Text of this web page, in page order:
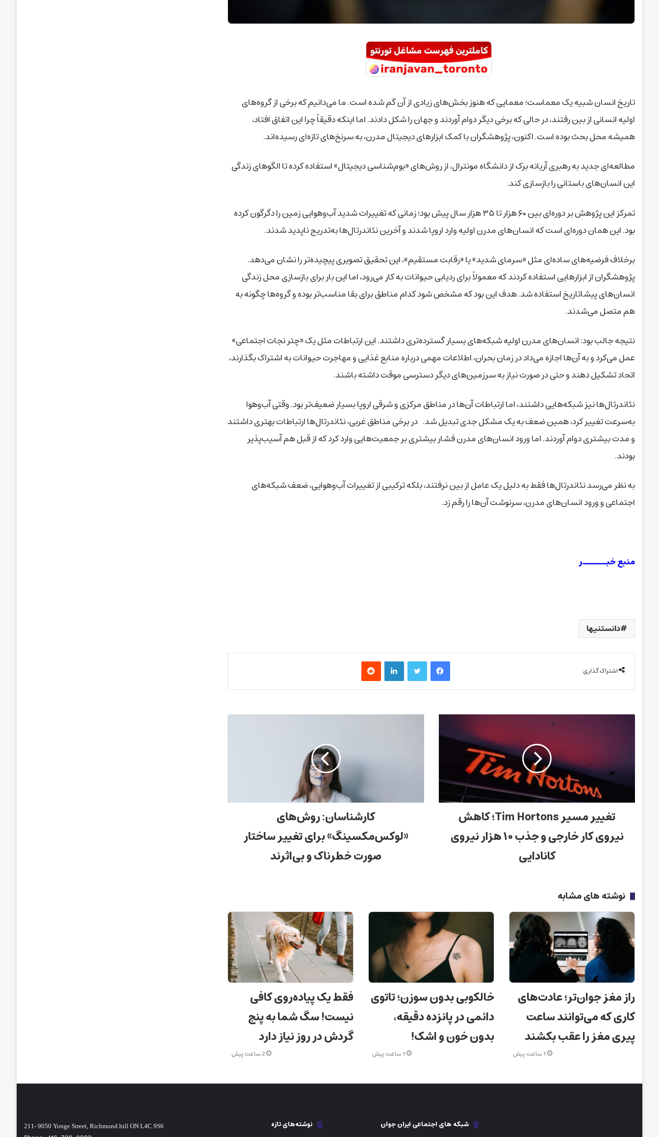
تاریخ انسان شبیه یک معماست؛ معمایی که هنوز بخش‌های زیادی از آن گم شده است. ما می‌دانیم که برخی از گروه‌های
اولیه انسانی از بین رفتند، در حالی که برخی دیگر دوام آوردند و جهان را شکل دادند. اما اینکه دقیقاً چرا این اتفاق افتاد،
همیشه محل بحث بوده است. اکنون، پژوهشگران با کمک ابزارهای دیجیتال مدرن، به سرنخ‌های تازه‌ای رسیده‌اند.
مطالعه‌ای جدید به رهبری آریانه برک از دانشگاه مونترال، از روش‌های «بوم‌شناسی دیجیتال» استفاده کرده تا الگوهای زندگی
این انسان‌های باستانی را بازسازی کند.
تمرکز این پژوهش بر دوره‌ای بین ۶۰ هزار تا ۳۵ هزار سال پیش بود؛ زمانی که تغییرات شدید آب‌وهوایی زمین را دگرگون کرده
بود. این همان دوره‌ای است که انسان‌های مدرن اولیه وارد اروپا شدند و آخرین نئاندرتال‌ها به‌تدریج ناپدید شدند.
برخلاف فرضیه‌های ساده‌ای مثل «سرمای شدید» یا «رقابت مستقیم»، این تحقیق تصویری پیچیده‌تر را نشان می‌دهد.
پژوهشگران از ابزارهایی استفاده کردند که معمولاً برای ردیابی حیوانات به کار می‌رود، اما این بار برای بازسازی محل زندگی
انسان‌های پیشاتاریخ استفاده شد. هدف این بود که مشخص شود کدام مناطق برای بقا مناسب‌تر بوده و گروه‌ها چگونه به
هم متصل می‌شدند.
نتیجه جالب بود: انسان‌های مدرن اولیه شبکه‌های بسیار گسترده‌تری داشتند. این ارتباطات مثل یک «چتر نجات اجتماعی»
عمل می‌کرد و به آن‌ها اجازه می‌داد در زمان بحران، اطلاعات مهمی درباره منابع غذایی و مهاجرت حیوانات به اشتراک بگذارند،
اتحاد تشکیل دهند و حتی در صورت نیاز به سرزمین‌های دیگر دسترسی موقت داشته باشند.
نئاندرتال‌ها نیز شبکه‌هایی داشتند، اما ارتباطات آن‌ها در مناطق مرکزی و شرقی اروپا بسیار ضعیف‌تر بود. وقتی آب‌وهوا
به‌سرعت تغییر کرد، همین ضعف به یک مشکل جدی تبدیل شد. در برخی مناطق غربی، نئاندرتال‌ها ارتباطات بهتری داشتند
و مدت بیشتری دوام آوردند. اما ورود انسان‌های مدرن فشار بیشتری بر جمعیت‌هایی وارد کرد که از قبل هم آسیب‌پذیر
بودند.
به نظر می‌رسد نئاندرتال‌ها فقط به دلیل یک عامل از بین نرفتند، بلکه ترکیبی از تغییرات آب‌وهوایی، ضعف شبکه‌های
اجتماعی و ورود انسان‌های مدرن، سرنوشت آن‌ها را رقم زد.
منبع خبــــــر
دانستنیها
اشتراک گذاری
فیس بوک توییتر لینکدین‫رددیت
تغییر مسیر Tim Hortons؛ کاهش
نیروی کار خارجی و جذب ۱۰ هزار نیروی
کانادایی
کارشناسان: روش‌های
«لوکس‌مکسینگ» برای تغییر ساختار
صورت خطرناک و بی‌اثرند
نوشته های مشابه
راز مغز جوان‌تر؛ عادت‌های
کاری که می‌توانند ساعت
پیری مغز را عقب بکشند
1 ساعت پیش
خالکوبی بدون سوزن؛ تاتوی
دائمی در پانزده دقیقه،
بدون خون و اشک!
1 ساعت پیش
فقط یک پیاده‌روی کافی
نیست! سگ شما به پنج
گردش در روز نیاز دارد
2 ساعت پیش
شبکه های اجتماعی ایران جوان نوشته‌های تازه 211- 9050 Yonge Street, Richmond hill ON L4C 9S6